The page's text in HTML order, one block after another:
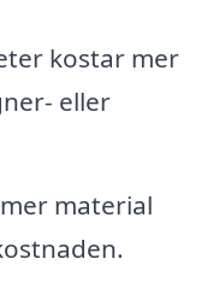
kostar mer
eller
material